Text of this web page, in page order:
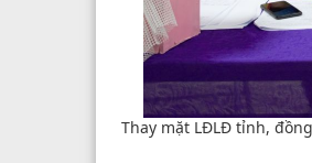
Thay mặt LĐLĐ tỉnh,